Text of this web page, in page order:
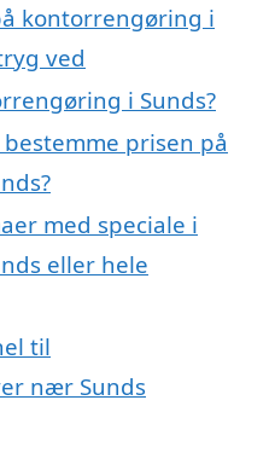
kontorrengøring i
ved
i Sunds?
prisen på
med speciale i
eller hele
til
nær Sunds